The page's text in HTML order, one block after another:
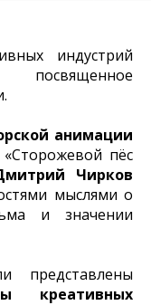
индустрий
посвященное
анимации
пёс
Чирков
мыслями о
и значении
представлены
креативных